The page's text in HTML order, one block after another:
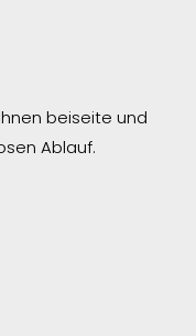
beiseite und
Ablauf.